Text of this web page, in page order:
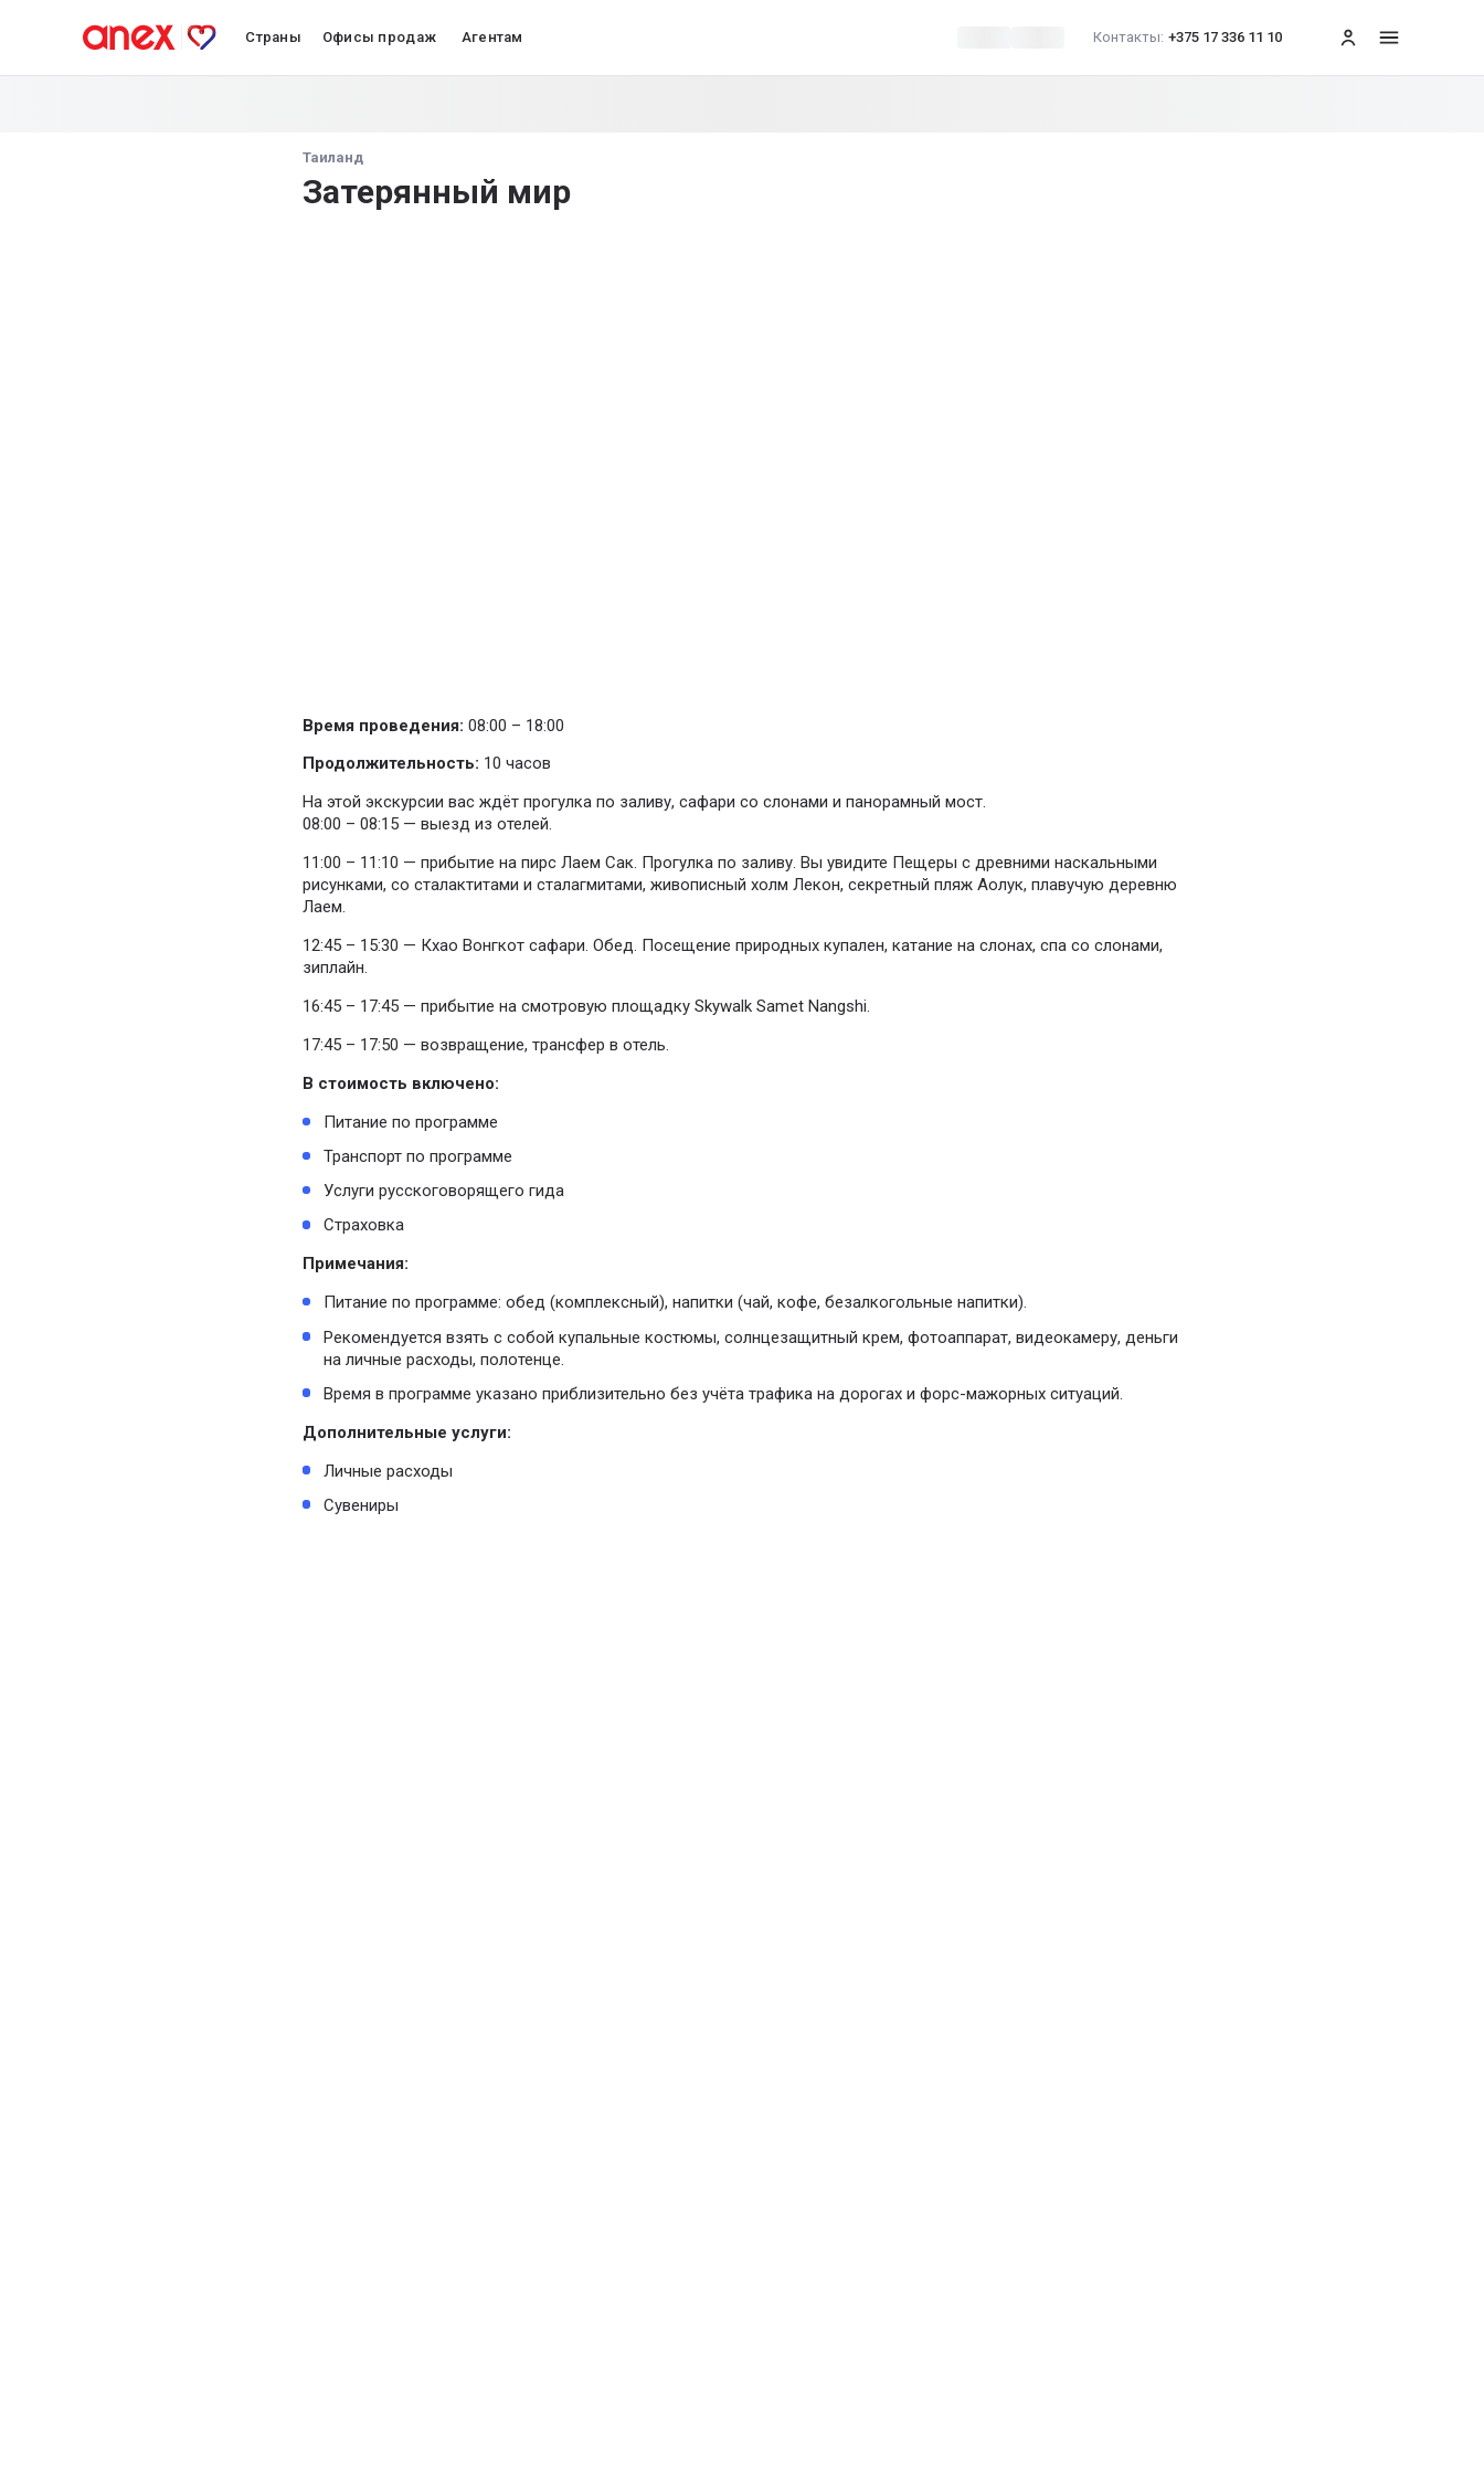
Страны Офисы продаж Агентам Контакты: +375 17 336 11 10 меню
Таиланд
Затерянный мир
Время проведения: 08:00 – 18:00
Продолжительность: 10 часов
На этой экскурсии вас ждёт прогулка по заливу, сафари со слонами и панорамный мост.
08:00 – 08:15 — выезд из отелей.
11:00 – 11:10 — прибытие на пирс Лаем Сак. Прогулка по заливу. Вы увидите Пещеры с древними наскальными
рисунками, со сталактитами и сталагмитами, живописный холм Лекон, секретный пляж Аолук, плавучую деревню
Лаем.
12:45 – 15:30 — Кхао Вонгкот сафари. Обед. Посещение природных купален, катание на слонах, спа со слонами,
зиплайн.
16:45 – 17:45 — прибытие на смотровую площадку Skywalk Samet Nangshi.
17:45 – 17:50 — возвращение, трансфер в отель.
В стоимость включено:
Питание по программе
Транспорт по программе
Услуги русскоговорящего гида
Страховка
Примечания:
Питание по программе: обед (комплексный), напитки (чай, кофе, безалкогольные напитки).
Рекомендуется взять с собой купальные костюмы, солнцезащитный крем, фотоаппарат, видеокамеру, деньги
на личные расходы, полотенце.
Время в программе указано приблизительно без учёта трафика на дорогах и форс-мажорных ситуаций.
Дополнительные услуги:
Личные расходы
Сувениры